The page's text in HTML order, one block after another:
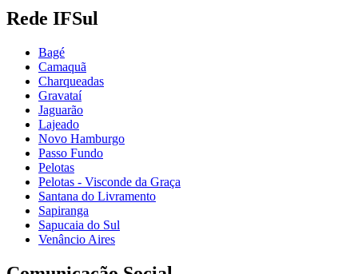
Rede IFSul
Bagé
Camaquã
Charqueadas
Gravataí
Jaguarão
Lajeado
Novo Hamburgo
Passo Fundo
Pelotas
Pelotas - Visconde da Graça
Santana do Livramento
Sapiranga
Sapucaia do Sul
Venâncio Aires